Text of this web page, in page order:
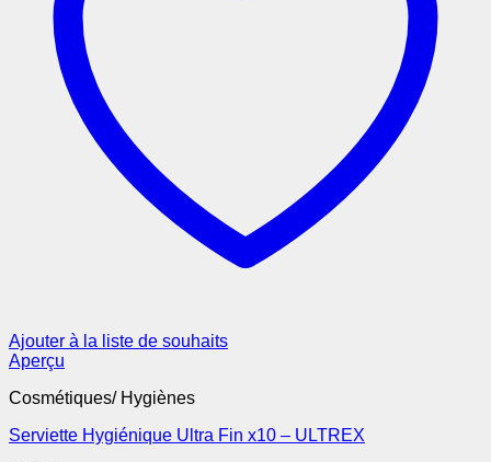
Ajouter à la liste de souhaits
Aperçu
Cosmétiques/ Hygiènes
Serviette Hygiénique Ultra Fin x10 – ULTREX